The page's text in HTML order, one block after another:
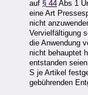
auf § 44 Abs 1
eine Art
nicht
Vervielfältigung
die Anwendung
nicht behauptet
entstanden
S je Artikel
gebührenden